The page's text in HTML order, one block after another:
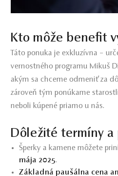
Kto môže benefit
Táto ponuka je exkluzívna –
vernostného programu Mikuš
akým sa chceme odmeniť za
zároveň tým ponúkame
neboli kúpené priamo u nás.
Dôležité termíny a
Šperky a kamene môžete
mája 2025.
Základná paušálna cena